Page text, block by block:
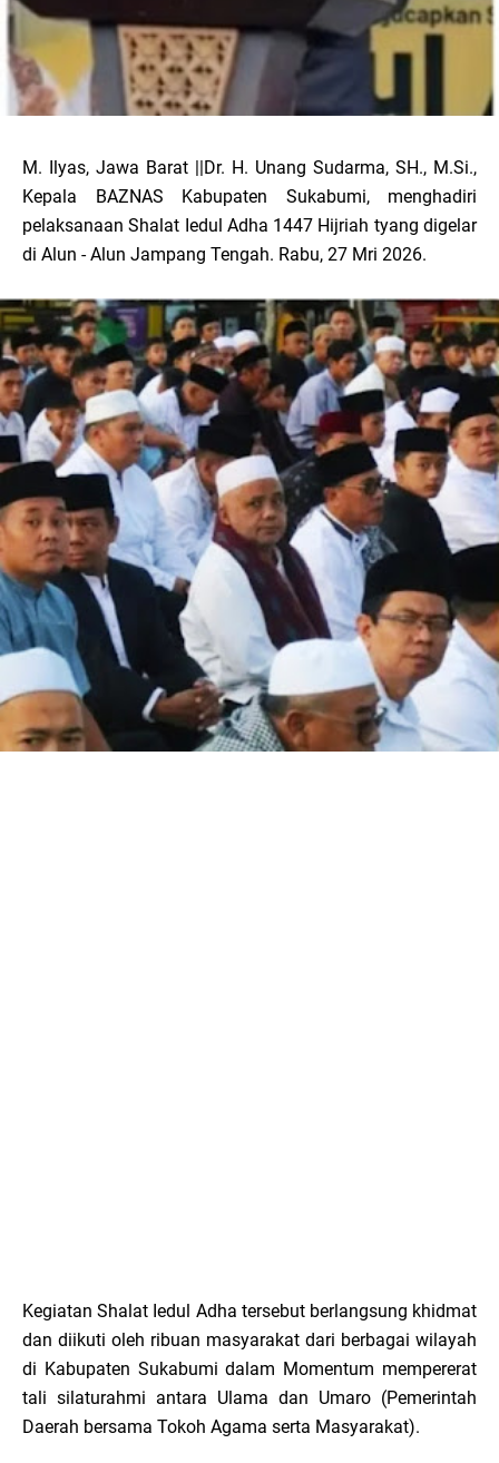
M. Ilyas, Jawa Barat ||Dr. H. Unang Sudarma, SH., M.Si.,
Kepala BAZNAS Kabupaten Sukabumi, menghadiri
pelaksanaan Shalat Iedul Adha 1447 Hijriah tyang digelar
di Alun - Alun Jampang Tengah. Rabu, 27 Mri 2026.
Kegiatan Shalat Iedul Adha tersebut berlangsung khidmat
dan diikuti oleh ribuan masyarakat dari berbagai wilayah
di Kabupaten Sukabumi dalam Momentum mempererat
tali silaturahmi antara Ulama dan Umaro (Pemerintah
Daerah bersama Tokoh Agama serta Masyarakat).